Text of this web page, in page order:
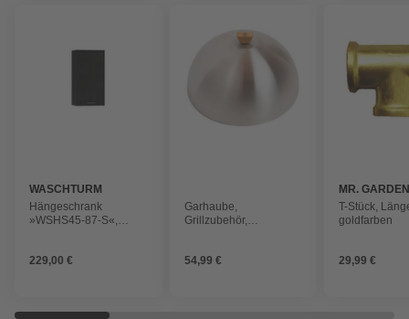
WASCHTURM
Hängeschrank
»WSHS45-87-S«,
229,00 €
Garhaube,
Grillzubehör,
54,99 €
MR.
T-Stück,
goldfarben
29,99 €